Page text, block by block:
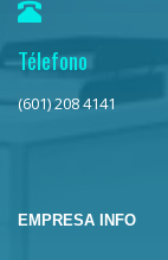
Télefono
(601) 208 4141
EMPRESA INFO